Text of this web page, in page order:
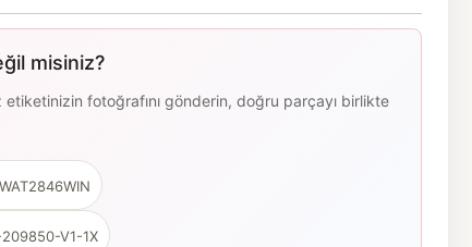
misiniz?
etiketinizin fotoğrafını gönderin, doğru parçayı birlikte
WAT2846WIN
V1-1X